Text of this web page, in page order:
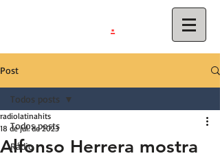
.
Post
Todos posts
Rádio
Todos posts
Alfonso Herrera mostra
radiolatinahits
18 de jul. de 2023